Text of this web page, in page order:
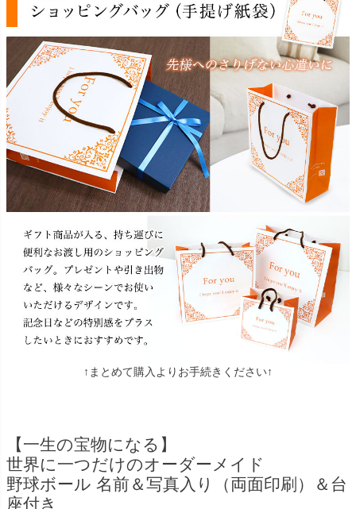
↑まとめて購入よりお手続きください↑
【一生の宝物になる】
世界に一つだけのオーダーメイド
野球ボール 名前＆写真入り（両面印刷）＆台
座付き